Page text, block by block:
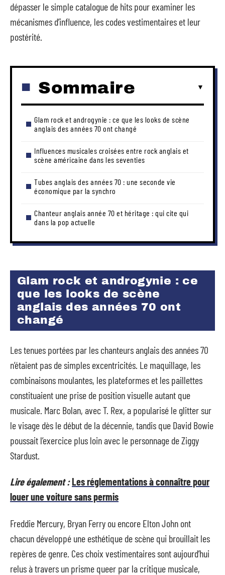
dépasser le simple catalogue de hits pour examiner les
mécanismes d’influence, les codes vestimentaires et leur
postérité.
Sommaire
Glam rock et androgynie : ce que les looks de scène
anglais des années 70 ont changé
Influences musicales croisées entre rock anglais et
scène américaine dans les seventies
Tubes anglais des années 70 : une seconde vie
économique par la synchro
Chanteur anglais année 70 et héritage : qui cite qui
dans la pop actuelle
Glam rock et androgynie : ce
que les looks de scène
anglais des années 70 ont
changé
Les tenues portées par les chanteurs anglais des années 70
n’étaient pas de simples excentricités. Le maquillage, les
combinaisons moulantes, les plateformes et les paillettes
constituaient une prise de position visuelle autant que
musicale. Marc Bolan, avec T. Rex, a popularisé le glitter sur
le visage dès le début de la décennie, tandis que David Bowie
poussait l’exercice plus loin avec le personnage de Ziggy
Stardust.
Lire également :Les réglementations à connaître pour
louer une voiture sans permis
Freddie Mercury, Bryan Ferry ou encore Elton John ont
chacun développé une esthétique de scène qui brouillait les
repères de genre. Ces choix vestimentaires sont aujourd’hui
relus à travers un prisme queer par la critique musicale,